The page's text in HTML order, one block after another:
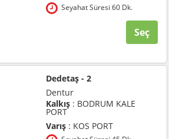
Seyahat Süresi 60 Dk.
Seç
Dedetaş - 2
Dentur
Kalkış : BODRUM KALE
PORT
Varış : KOS PORT